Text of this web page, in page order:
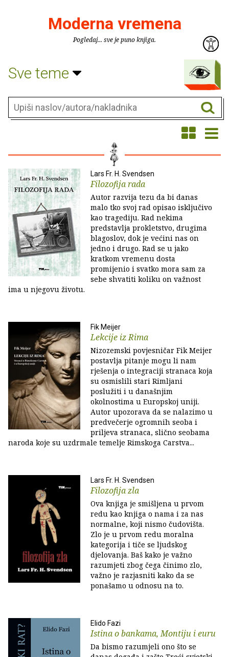
Moderna vremena
Pogledaj... sve je puno knjiga.
Sve teme
Lars Fr. H. Svendsen
Filozofija rada
Autor razvija tezu da bi danas
malo tko svoj rad opisao isključivo
kao tragediju. Rad nekima
predstavlja prokletstvo, drugima
blagoslov, dok je većini nas on
jedno i drugo. Rad se u jako
kratkom vremenu dosta
promijenio i svatko mora sam za
sebe shvatiti koliku on važnost
ima u njegovu životu.
Fik Meijer
Lekcije iz Rima
Nizozemski povjesničar Fik Meijer
postavlja pitanje mogu li nam
rješenja o integraciji stranaca koja
su osmislili stari Rimljani
poslužiti i u današnjim
okolnostima u Europskoj uniji.
Autor upozorava da se nalazimo u
predvečerje ogromnih seoba i
priljeva stranaca, slično seobama
naroda koje su uzdrmale temelje Rimskoga Carstva...
Lars Fr. H. Svendsen
Filozofija zla
Ova knjiga je smišljena u prvom
redu kao knjiga o nama i za nas
normalne, koji nismo čudovišta.
Zlo je u prvom redu moralna
kategorija i tiče se ljudskog
djelovanja. Baš kako je važno
razumjeti zbog čega činimo zlo,
važno je razjasniti kako da se
ponašamo u odnosu na to.
Elido Fazi
Istina o bankama, Montiju i euru
Da bismo razumjeli ono što se